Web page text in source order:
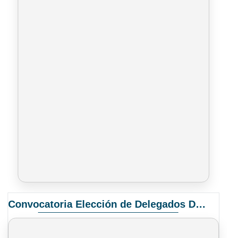
Convocatoria Elección de Delegados Docentes para el XIV Congreso Nacional de Universidades